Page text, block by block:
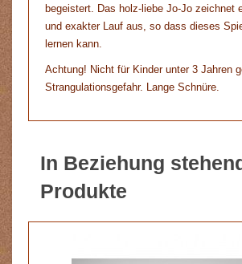
begeistert. Das holz-liebe Jo-Jo zeichnet
und exakter Lauf aus, so dass dieses
lernen kann.
Achtung! Nicht für Kinder unter 3 Jahren
Strangulationsgefahr. Lange Schnüre.
In Beziehung
Produkte